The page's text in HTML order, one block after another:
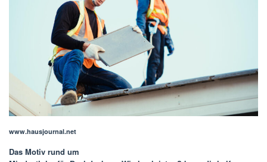
www.hausjournal.net
Das Motiv rund um